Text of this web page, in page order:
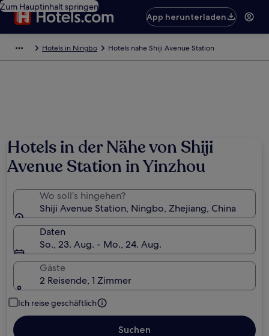
Zum Hauptinhalt springen
App herunterladen
Hotels in Ningbo Hotels nahe Shiji Avenue Station
Hotels in der Nähe von Shiji
Avenue Station in Yinzhou
Wo soll’s hingehen?
Shiji Avenue Station, Ningbo, Zhejiang, China
Daten
So., 23. Aug. - Mo., 24. Aug.
Gäste
2 Reisende, 1 Zimmer
Ich reise geschäftlich
Suchen